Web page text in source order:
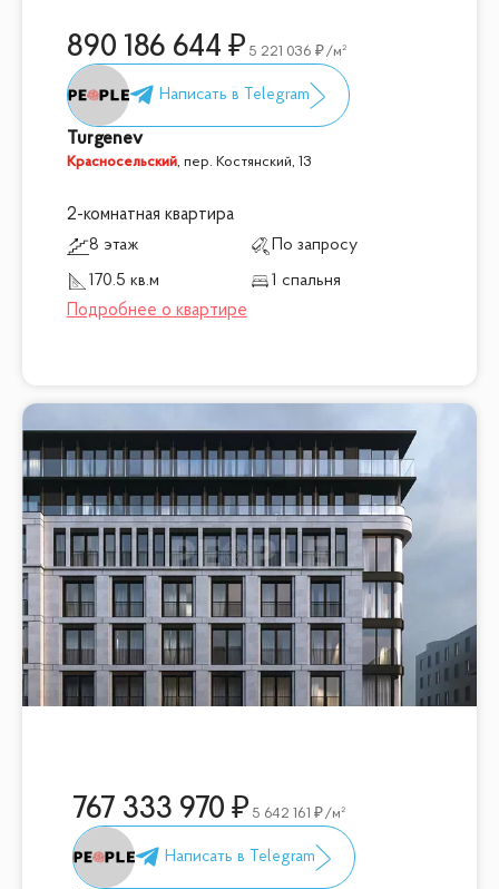
890 186 644 5 221 036 /м²
Turgenev
Красносельский, пер. Костянский, 13
2-комнатная квартира
8 этаж
По запросу
170.5 кв.м
1 спальня
767 333 970 5 642 161 /м²